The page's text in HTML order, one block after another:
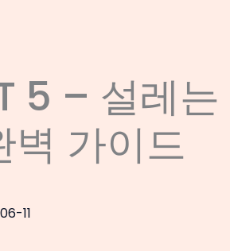
5 – 설레는
가이드
11